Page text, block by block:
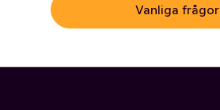
Vanliga frågor